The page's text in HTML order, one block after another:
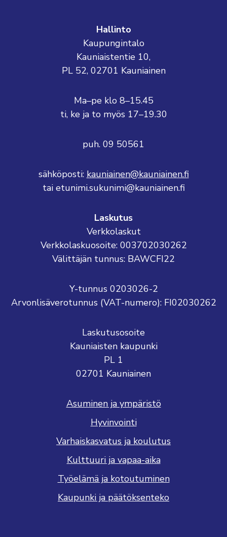
Hallinto
Kaupungintalo
Kauniaistentie 10,
PL 52, 02701 Kauniainen
Ma–pe klo 8–15.45
ti, ke ja to myös 17–19.30
puh. 09 50561
sähköposti: kauniainen@kauniainen.fi
tai etunimi.sukunimi@kauniainen.fi
Laskutus
Verkkolaskut
Verkkolaskuosoite: 003702030262
Välittäjän tunnus: BAWCFI22
Y-tunnus 0203026-2
Arvonlisäverotunnus (VAT-numero): FI02030262
Laskutusosoite
Kauniaisten kaupunki
PL 1
02701 Kauniainen
Asuminen ja ympäristö
Hyvinvointi
Varhaiskasvatus ja koulutus
Kulttuuri ja vapaa-aika
Työelämä ja kotoutuminen
Kaupunki ja päätöksenteko